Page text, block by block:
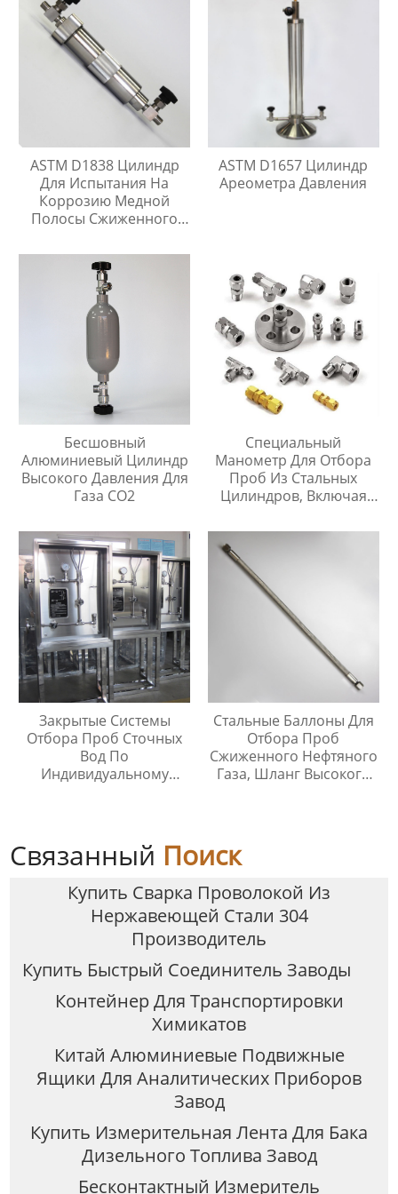
ASTM D1838 Цилиндр
Для Испытания На
Коррозию Медной
Полосы Сжиженного
ASTM D1657 Цилиндр
Ареометра Давления
Бесшовный
Алюминиевый Цилиндр
Высокого Давления Для
Газа CO2
Специальный
Манометр Для Отбора
Проб Из Стальных
Цилиндров, Включая
Нержавеющей Стали
Закрытые Системы
Отбора Проб Сточных
Вод По
Индивидуальному
Стальные Баллоны Для
Отбора Проб
Сжиженного Нефтяного
Газа, Шланг Высокого
Связанный Поиск
Купить Сварка Проволокой Из
Нержавеющей Стали 304
Производитель
Купить Быстрый Соединитель Заводы
Контейнер Для Транспортировки
Химикатов
Китай Алюминиевые Подвижные
Ящики Для Аналитических Приборов
Завод
Купить Измерительная Лента Для Бака
Дизельного Топлива Завод
Бесконтактный Измеритель